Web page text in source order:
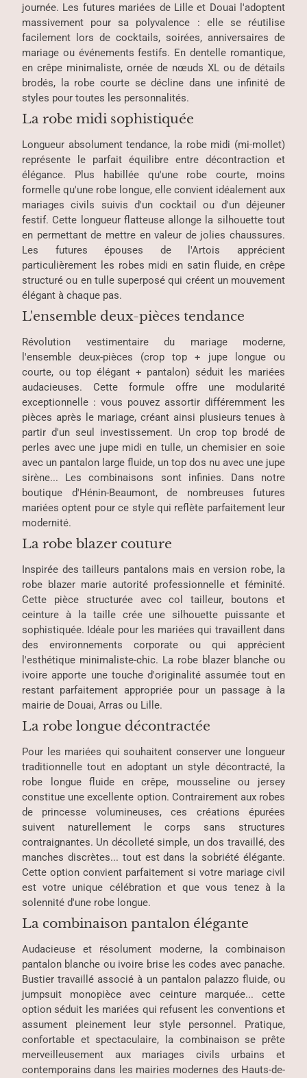
journée. Les futures mariées de Lille et Douai l'adoptent
massivement pour sa polyvalence : elle se réutilise
facilement lors de cocktails, soirées, anniversaires de
mariage ou événements festifs. En dentelle romantique,
en crêpe minimaliste, ornée de nœuds XL ou de détails
brodés, la robe courte se décline dans une infinité de
styles pour toutes les personnalités.
La robe midi sophistiquée
Longueur absolument tendance, la robe midi (mi-mollet)
représente le parfait équilibre entre décontraction et
élégance. Plus habillée qu'une robe courte, moins
formelle qu'une robe longue, elle convient idéalement aux
mariages civils suivis d'un cocktail ou d'un déjeuner
festif. Cette longueur flatteuse allonge la silhouette tout
en permettant de mettre en valeur de jolies chaussures.
Les futures épouses de l'Artois apprécient
particulièrement les robes midi en satin fluide, en crêpe
structuré ou en tulle superposé qui créent un mouvement
élégant à chaque pas.
L'ensemble deux-pièces tendance
Révolution vestimentaire du mariage moderne,
l'ensemble deux-pièces (crop top + jupe longue ou
courte, ou top élégant + pantalon) séduit les mariées
audacieuses. Cette formule offre une modularité
exceptionnelle : vous pouvez assortir différemment les
pièces après le mariage, créant ainsi plusieurs tenues à
partir d'un seul investissement. Un crop top brodé de
perles avec une jupe midi en tulle, un chemisier en soie
avec un pantalon large fluide, un top dos nu avec une jupe
sirène... Les combinaisons sont infinies. Dans notre
boutique d'Hénin-Beaumont, de nombreuses futures
mariées optent pour ce style qui reflète parfaitement leur
modernité.
La robe blazer couture
Inspirée des tailleurs pantalons mais en version robe, la
robe blazer marie autorité professionnelle et féminité.
Cette pièce structurée avec col tailleur, boutons et
ceinture à la taille crée une silhouette puissante et
sophistiquée. Idéale pour les mariées qui travaillent dans
des environnements corporate ou qui apprécient
l'esthétique minimaliste-chic. La robe blazer blanche ou
ivoire apporte une touche d'originalité assumée tout en
restant parfaitement appropriée pour un passage à la
mairie de Douai, Arras ou Lille.
La robe longue décontractée
Pour les mariées qui souhaitent conserver une longueur
traditionnelle tout en adoptant un style décontracté, la
robe longue fluide en crêpe, mousseline ou jersey
constitue une excellente option. Contrairement aux robes
de princesse volumineuses, ces créations épurées
suivent naturellement le corps sans structures
contraignantes. Un décolleté simple, un dos travaillé, des
manches discrètes... tout est dans la sobriété élégante.
Cette option convient parfaitement si votre mariage civil
est votre unique célébration et que vous tenez à la
solennité d'une robe longue.
La combinaison pantalon élégante
Audacieuse et résolument moderne, la combinaison
pantalon blanche ou ivoire brise les codes avec panache.
Bustier travaillé associé à un pantalon palazzo fluide, ou
jumpsuit monopièce avec ceinture marquée... cette
option séduit les mariées qui refusent les conventions et
assument pleinement leur style personnel. Pratique,
confortable et spectaculaire, la combinaison se prête
merveilleusement aux mariages civils urbains et
contemporains dans les mairies modernes des Hauts-de-